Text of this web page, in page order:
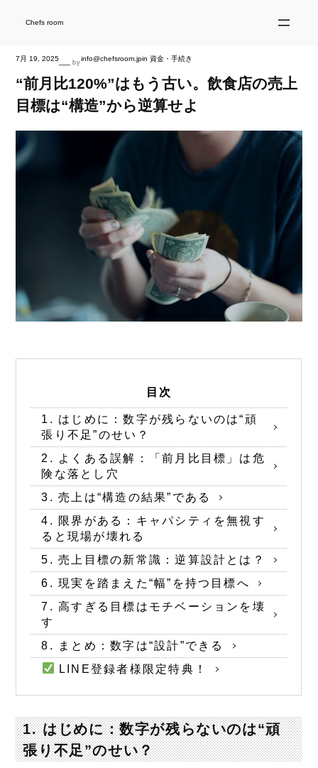
Chefs room
7月 19, 2025— byinfo@chefsroom.jpin 資金・手続き
“前月比120%”はもう古い。飲食店の売上
目標は“構造”から逆算せよ
目次
1. はじめに：数字が残らないのは“頑
張り不足”のせい？
2. よくある誤解：「前月比目標」は危
険な落とし穴
3. 売上は“構造の結果”である
4. 限界がある：キャパシティを無視す
ると現場が壊れる
5. 売上目標の新常識：逆算設計とは？
6. 現実を踏まえた“幅”を持つ目標へ
7. 高すぎる目標はモチベーションを壊
す
8. まとめ：数字は“設計”できる
LINE登録者様限定特典！
1. はじめに：数字が残らないのは“頑
張り不足”のせい？